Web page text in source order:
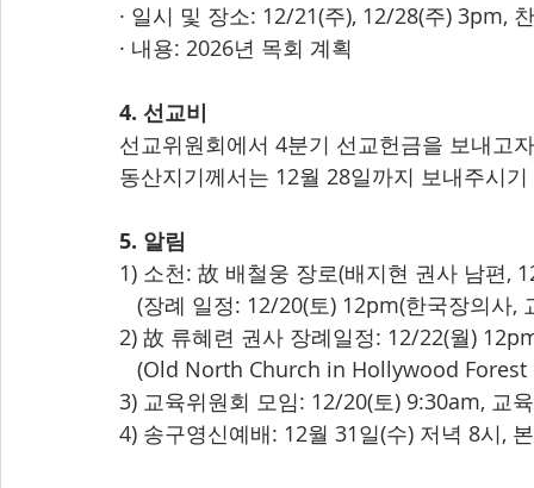
· 일시 및 장소: 12/21(주), 12/28(주) 3pm,
· 내용: 2026년 목회 계획
4. 선교비
선교위원회에서 4분기 선교헌금을 보내고
동산지기께서는 12월 28일까지 보내주시
5. 알림
1) 소천: 故 배철웅 장로(배지현 권사 남편,
(장례 일정: 12/20(토) 12pm(한국장의사,
2) 故 류혜련 권사 장례일정: 12/22(월)
(Old North Church in Hollywood Forest
3) 교육위원회 모임: 12/20(토) 9:30am, 교
4) 송구영신예배: 12월 31일(수) 저녁 8시,